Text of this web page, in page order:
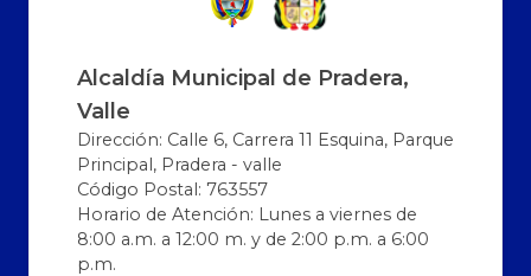
Alcaldía Municipal de Pradera,
Valle
Dirección: Calle 6, Carrera 11 Esquina, Parque
Principal, Pradera - valle
Código Postal: 763557
Horario de Atención: Lunes a viernes de
8:00 a.m. a 12:00 m. y de 2:00 p.m. a 6:00
p.m.